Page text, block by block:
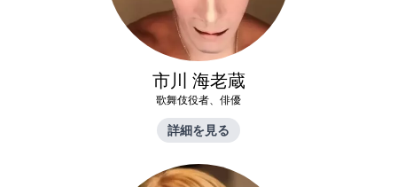
市川 海老蔵
歌舞伎役者、俳優
詳細を見る